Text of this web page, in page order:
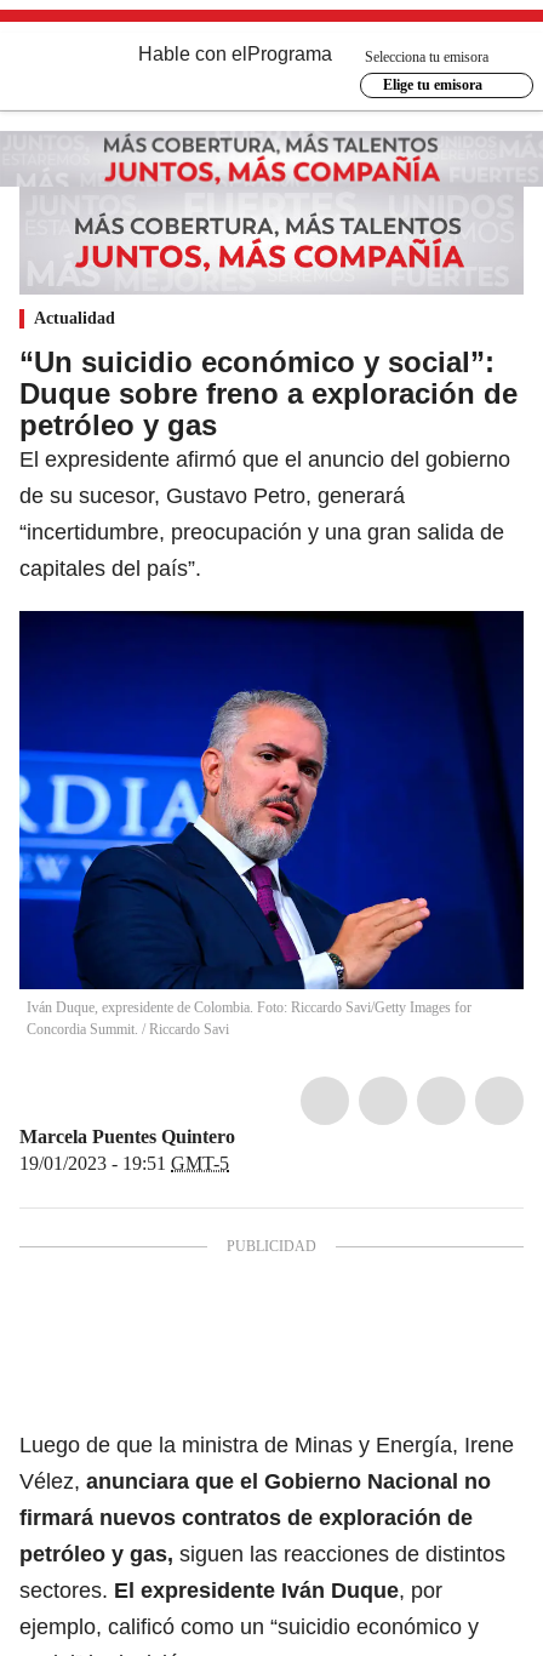
Hable con el Programa
Selecciona tu emisora
Elige tu emisora
Actualidad
“Un suicidio económico y social”:
Duque sobre freno a exploración de
petróleo y gas
El expresidente afirmó que el anuncio del gobierno
de su sucesor, Gustavo Petro, generará
“incertidumbre, preocupación y una gran salida de
capitales del país”.
Iván Duque, expresidente de Colombia. Foto: Riccardo Savi/Getty Images for
Concordia Summit. / Riccardo Savi
Marcela Puentes Quintero
19/01/2023 - 19:51 GMT-5
Luego de que la ministra de Minas y Energía, Irene
Vélez, anunciara que el Gobierno Nacional no
firmará nuevos contratos de exploración de
petróleo y gas, siguen las reacciones de distintos
sectores. El expresidente Iván Duque, por
ejemplo, calificó como un “suicidio económico y